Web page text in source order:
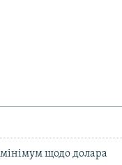
мінімум щодо долара